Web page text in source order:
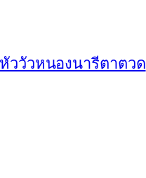
ววัวหนองนารีตาตวด